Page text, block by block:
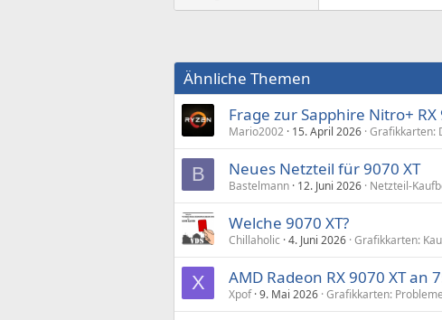
Ähnliche Themen
Frage zur Sapphire Nitro+ RX
Mario2002 15. April 2026 Grafikkarten:
B Neues Netzteil für 9070 XT
Bastelmann 12. Juni 2026 Netzteil-
Welche 9070 XT?
Chillaholic 4. Juni 2026 Grafikkarten:
X AMD Radeon RX 9070 XT an
Xpof 9. Mai 2026 Grafikkarten: